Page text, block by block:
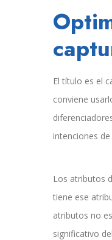
El título es el
conviene
intenciones de
Los atributos
tiene ese
atributos no
significativo